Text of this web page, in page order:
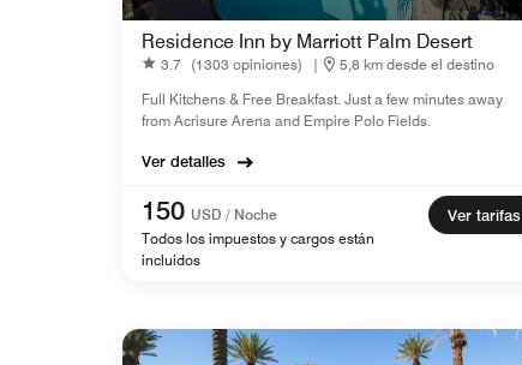
Residence Inn by Marriott Palm Desert
3.7 (1303 opiniones) |
5,8 km desde el destino
Full Kitchens & Free Breakfast. Just a few minutes away
from Acrisure Arena and Empire Polo Fields.
Ver detalles
150 USD / Noche
Todos los impuestos y cargos están
incluidos
Ver tarifas